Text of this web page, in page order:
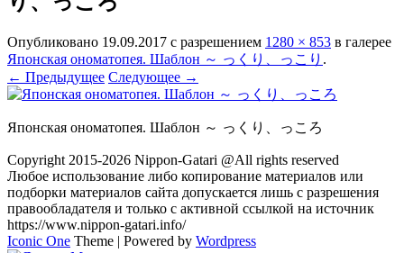
Опубликовано 19.09.2017 с разрешением 1280 × 853 в галерее
Японская ономатопея. Шаблон ～ っくり、っこり .
← Предыдущее Следующее →
Японская ономатопея. Шаблон ～ っくり、っころ
Copyright 2015-2026 Nippon-Gatari @All rights reserved
Любое использование либо копирование материалов или
подборки материалов сайта допускается лишь с разрешения
правообладателя и только с активной ссылкой на источник
https://www.nippon-gatari.info/
Iconic One Theme | Powered by Wordpress